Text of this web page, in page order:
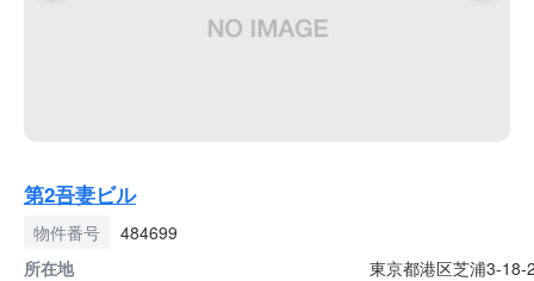
第2吾妻ビル
物件番号
484699
所在地
東京都港区芝浦3-18-